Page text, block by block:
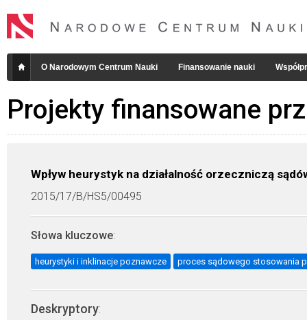
O Narodowym Centrum Nauki Finansowanie nauki
Projekty finansowane
Wpływ heurystyk na działalność orzeczniczą
2015/17/B/HS5/00495
Słowa kluczowe:
heurystyki i inklinacje poznawcze proces sądowego stosowania
Deskryptory: